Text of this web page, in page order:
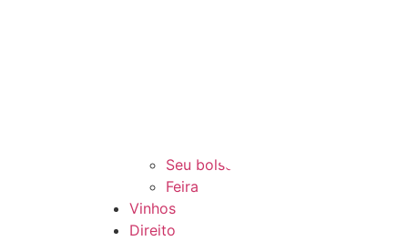
Seu bolso
Feira
Vinhos
Direito